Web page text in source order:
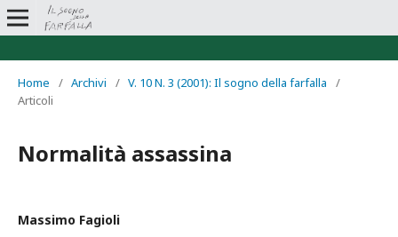
Home / Archivi / V. 10 N. 3 (2001): Il sogno della farfalla
/
Articoli
Normalità assassina
Massimo Fagioli